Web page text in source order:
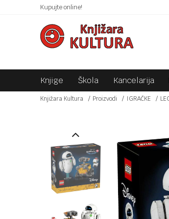
Kupujte online!SIGURNO PLAĆANJE PLATNIM
Knjige Škola Kancelarija
Knjižara Kultura Proizvodi IGRAČKE